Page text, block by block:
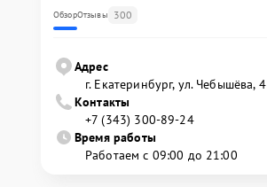
ОбзорОтзывы 300
Адрес
г. Екатеринбург, ул. Чебышёва, 4
Контакты
+7 (343) 300-89-24
Время работы
Работаем с 09:00 до 21:00